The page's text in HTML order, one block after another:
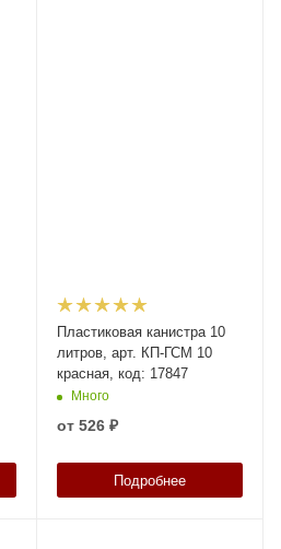
Пластиковая канистра 10
литров, арт. КП-ГСМ 10
красная, код: 17847
Много
от 526 ₽
Подробнее